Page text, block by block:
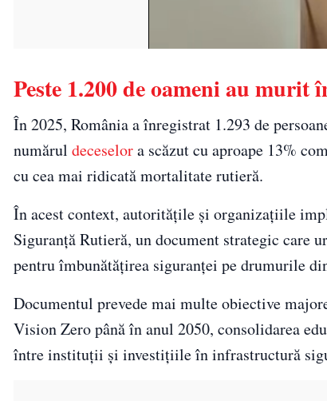
Peste 1.200 de oameni au
În 2025, România a înregistrat 1.293 de
numărul deceselora scăzut cu aproape 13%
cu cea mai ridicată mortalitate rutieră.
În acest context, autoritățile și organizațiile
Siguranță Rutieră, un document strategic care
pentru îmbunătățirea siguranței pe drumurile
Documentul prevede mai multe obiective
Vision Zero până în anul 2050, consolidarea
între instituții și investițiile în infrastructură